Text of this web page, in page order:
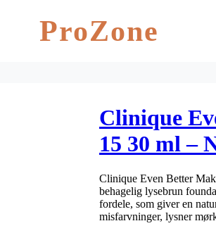
ProZone
Clinique
15 30 ml –
Clinique Even Better
behagelig lysebrun
fordele, som giver en
misfarvninger, lysner